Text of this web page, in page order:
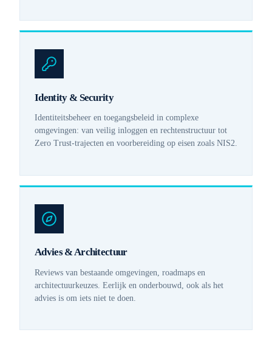
Identity & Security
Identiteitsbeheer en toegangsbeleid in complexe
omgevingen: van veilig inloggen en rechtenstructuur tot
Zero Trust-trajecten en voorbereiding op eisen zoals NIS2.
Advies & Architectuur
Reviews van bestaande omgevingen, roadmaps en
architectuurkeuzes. Eerlijk en onderbouwd, ook als het
advies is om iets niet te doen.